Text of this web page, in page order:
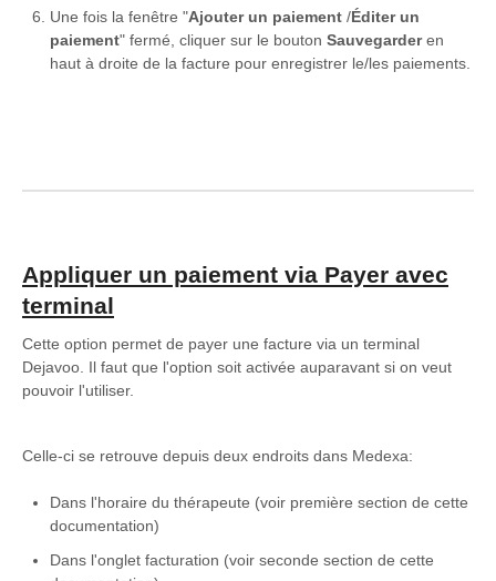
Une fois la fenêtre "Ajouter un paiement /Éditer un
paiement" fermé, cliquer sur le bouton Sauvegarderen
haut à droite de la facture pour enregistrer le/les paiements.
Appliquer un paiement via Payer avec
terminal
Cette option permet de payer une facture via un terminal
Dejavoo. Il faut que l'option soit activée auparavant si on veut
pouvoir l'utiliser.
Celle-ci se retrouve depuis deux endroits dans Medexa:
Dans l'horaire du thérapeute (voir première section de cette
documentation)
Dans l'onglet facturation (voir seconde section de cette